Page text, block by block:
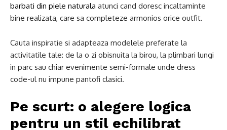
barbati din piele naturala atunci cand doresc incaltaminte
bine realizata, care sa completeze armonios orice outfit.
Cauta inspiratie si adapteaza modelele preferate la
activitatile tale: de la o zi obisnuita la birou, la plimbari lungi
in parc sau chiar evenimente semi-formale unde dress
code-ul nu impune pantofi clasici.
Pe scurt: o alegere logica
pentru un stil echilibrat